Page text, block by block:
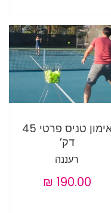
אימון טניס פרטי 45
דק’
רעננה